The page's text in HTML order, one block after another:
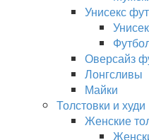
Унисекс
Оверсайз
Лонгсливы
Майки
Толстовки и худи
Женские